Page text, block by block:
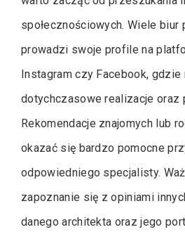
społecznościowych. Wiele biur
prowadzi swoje profile na
Instagram czy Facebook,
dotychczasowe realizacje oraz
Rekomendacje znajomych lub
okazać się bardzo pomocne
odpowiedniego specjalisty.
zapoznanie się z opiniami
danego architekta oraz jego